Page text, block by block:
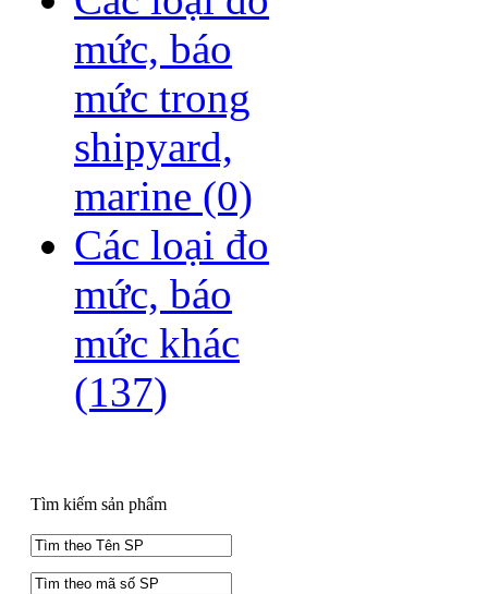
mức, báo
mức trong
shipyard,
marine (0)
Các loại đo
mức, báo
mức khác
(137)
Tìm kiếm sản phẩm